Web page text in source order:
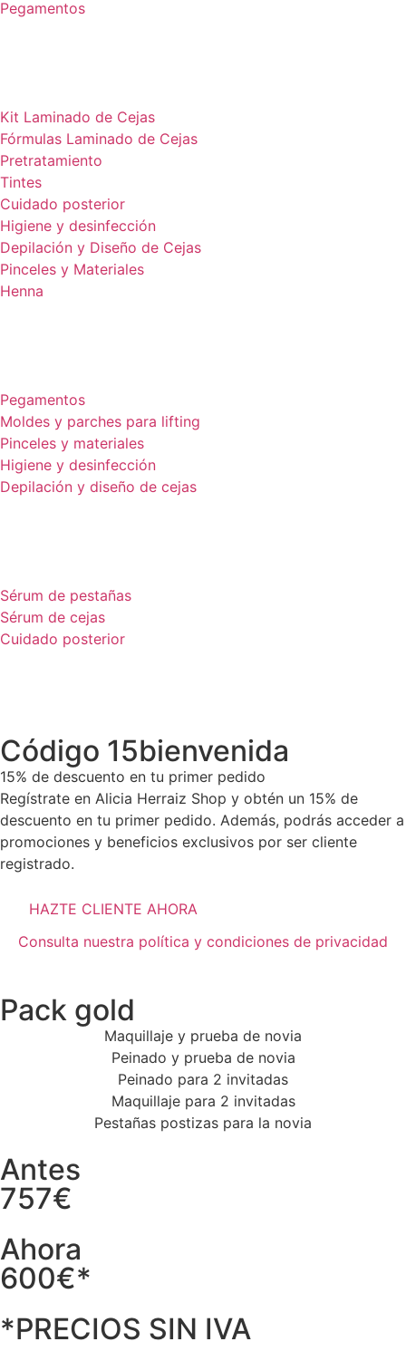
Pegamentos
Kit Laminado de Cejas
Fórmulas Laminado de Cejas
Pretratamiento
Tintes
Cuidado posterior
Higiene y desinfección
Depilación y Diseño de Cejas
Pinceles y Materiales
Henna
Pegamentos
Moldes y parches para lifting
Pinceles y materiales
Higiene y desinfección
Depilación y diseño de cejas
Sérum de pestañas
Sérum de cejas
Cuidado posterior
Código 15bienvenida
15% de descuento en tu primer pedido
Regístrate en Alicia Herraiz Shop y obtén un 15% de
descuento en tu primer pedido. Además, podrás acceder a
promociones y beneficios exclusivos por ser cliente
registrado.
HAZTE CLIENTE AHORA
Consulta nuestra política y condiciones de privacidad
Pack gold
Maquillaje y prueba de novia
Peinado y prueba de novia
Peinado para 2 invitadas
Maquillaje para 2 invitadas
Pestañas postizas para la novia
Antes
757€
Ahora
600€*
*PRECIOS SIN IVA